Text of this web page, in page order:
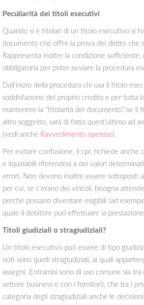
Peculiarità dei titoli esecutivi
Quando si è titolari di un titolo esecutivo si
documento che offre la prova del diritto che
Rappresenta inoltre la condizione sufficiente,
obbligatoria per poter avviare la procedura
Dall’inizio della procedura chi usa il titolo
soddisfazione del proprio credito e per tutta
mantenere la “titolarità del documento”:se il
altro soggetto, sarà di fatto quest’ultimo ad
(vedi anche Ravvedimento operoso).
Per evitare confusione, il cpc richiede anche
e liquidabili riferendosi a dei valori
errori. Non devono inoltre essere sottoposti
per cui, se c’erano dei vincoli, bisogna
perché possano diventare esigibili (ad
quale il debitore può effettuare la
Titoli giudiziali o stragiudiziali?
Un titolo esecutivo può essere di tipo
noti sono quelli stragiudiziali, ai quali
assegni. Entrambi sono di uso comune sia tra
settore business e con i fornitori), che tra i
categoria degli stragiudiziali anche le